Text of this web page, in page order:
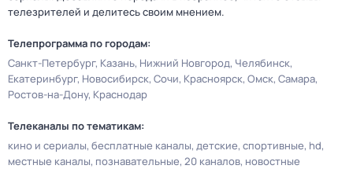
телезрителей и делитесь своим мнением.
Телепрограмма по городам:
Санкт-Петербург Казань Нижний Новгород Челябинск
Екатеринбург Новосибирск Сочи Красноярск Омск Самара
Ростов-на-Дону Краснодар
Телеканалы по тематикам:
кино и сериалы бесплатные каналы детские спортивные hd
местные каналы познавательные 20 каналов новостные